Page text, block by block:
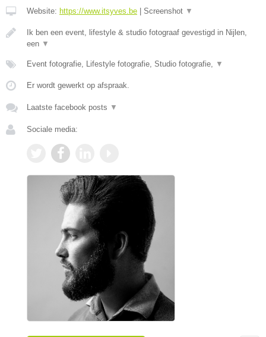
Website: https://www.itsyves.be Screenshot ▼
Ik ben een event, lifestyle & studio fotograaf gevestigd in Nijlen,
een ▼
Event fotografie, Lifestyle fotografie, Studio fotografie, ▼
Er wordt gewerkt op afspraak.
Laatste facebook posts ▼
Sociale media: